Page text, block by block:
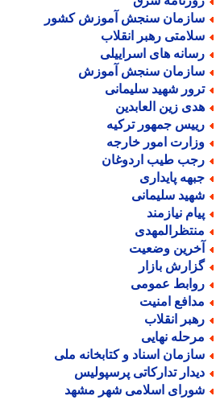
سنجش آموزش کشور
رهبر انقلاب
های اسراییلی
سنجش آموزش
شهید سلیمانی
زین العابدین
جمهور ترکیه
امور خارجه
طیب اردوغان
پایداری
سلیمانی
نیازمند
وضعیت
بازار
عمومی
امنیت
انقلاب
نهایی
اسناد و کتابخانه ملی
تدارکاتی پرسپولیس
اسلامی شهر مشهد